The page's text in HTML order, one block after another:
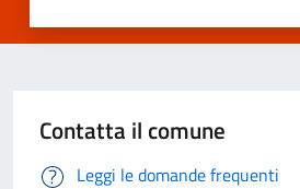
Contatta il comune
Leggi le domande frequenti